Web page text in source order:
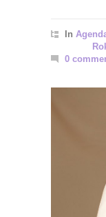
In
0